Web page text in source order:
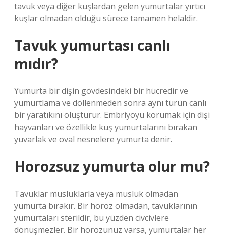
tavuk veya diğer kuşlardan gelen yumurtalar yırtıcı
kuşlar olmadan olduğu sürece tamamen helaldir.
Tavuk yumurtası canlı
mıdır?
Yumurta bir dişin gövdesindeki bir hücredir ve
yumurtlama ve döllenmeden sonra aynı türün canlı
bir yaratıkını oluşturur. Embriyoyu korumak için dişi
hayvanları ve özellikle kuş yumurtalarını bırakan
yuvarlak ve oval nesnelere yumurta denir.
Horozsuz yumurta olur mu?
Tavuklar musluklarla veya musluk olmadan
yumurta bırakır. Bir horoz olmadan, tavuklarının
yumurtaları sterildir, bu yüzden civcivlere
dönüşmezler. Bir horozunuz varsa, yumurtalar her